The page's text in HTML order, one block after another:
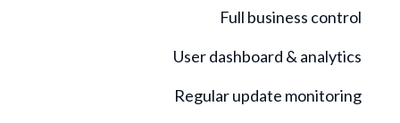
Full business control
User dashboard & analytics
Regular update monitoring